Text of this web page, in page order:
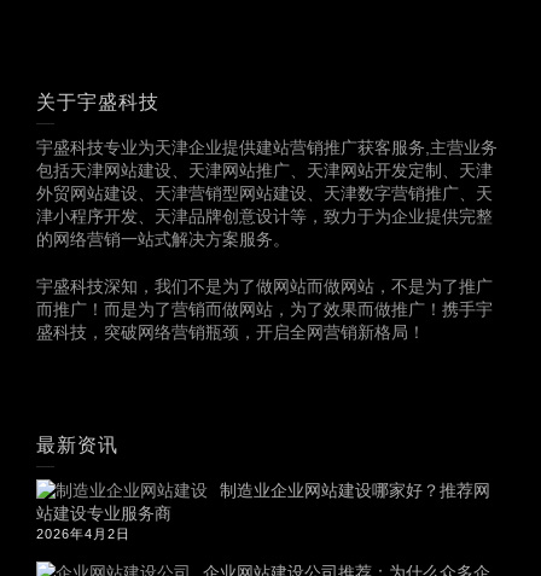
关于宇盛科技
宇盛科技专业为天津企业提供建站营销推广获客服务,主营业务
包括天津网站建设、天津网站推广、天津网站开发定制、天津
外贸网站建设、天津营销型网站建设、天津数字营销推广、天
津小程序开发、天津品牌创意设计等，致力于为企业提供完整
的网络营销一站式解决方案服务。
宇盛科技深知，我们不是为了做网站而做网站，不是为了推广
而推广！而是为了营销而做网站，为了效果而做推广！携手宇
盛科技，突破网络营销瓶颈，开启全网营销新格局！
最新资讯
制造业企业网站建设哪家好？推荐网
站建设专业服务商
2026年4月2日